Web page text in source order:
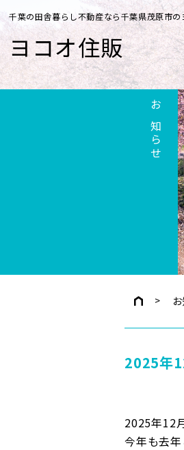
千葉の田舎暮らし不動産なら千葉県茂原市
ヨコオ住販
お知らせ
2025年
2025年12
今年も去